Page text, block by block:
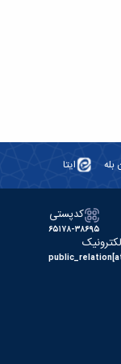
بله ایتا
کدپستی
۶۵۱۷۸-۳۸۶۹۵